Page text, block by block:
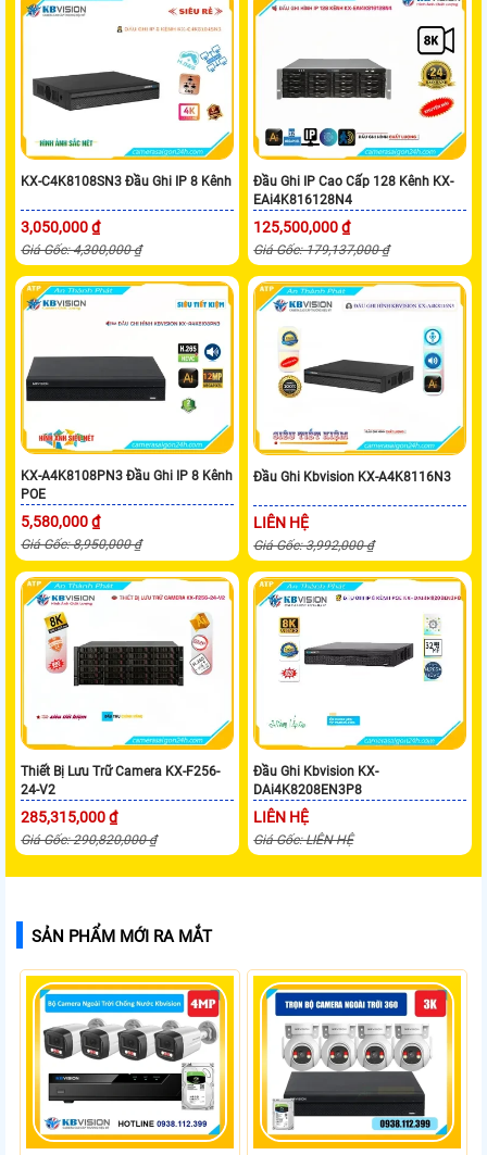
KX-C4K8108SN3 Đầu Ghi IP 8 Kênh
3,050,000 ₫
Giá Gốc: 4,300,000 ₫
Đầu Ghi IP Cao Cấp 128 Kênh KX-
EAi4K816128N4
125,500,000 ₫
Giá Gốc: 179,137,000 ₫
KX-A4K8108PN3 Đầu Ghi IP 8 Kênh
POE
5,580,000 ₫
Giá Gốc: 8,950,000 ₫
Đầu Ghi Kbvision KX-A4K8116N3
LIÊN HỆ
Giá Gốc: 3,992,000 ₫
Thiết Bị Lưu Trữ Camera KX-F256-
24-V2
285,315,000 ₫
Giá Gốc: 290,820,000 ₫
Đầu Ghi Kbvision KX-
DAi4K8208EN3P8
LIÊN HỆ
Giá Gốc: LIÊN HỆ
SẢN PHẨM MỚI RA MẮT